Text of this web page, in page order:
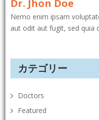
Dr. Jhon Doe
Nemo enim ipsam
aut odit aut fugit, sed quia
カテゴリー
Doctors
Featured